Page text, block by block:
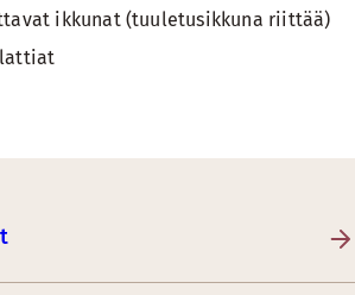
ikkunat (tuuletusikkuna riittää)